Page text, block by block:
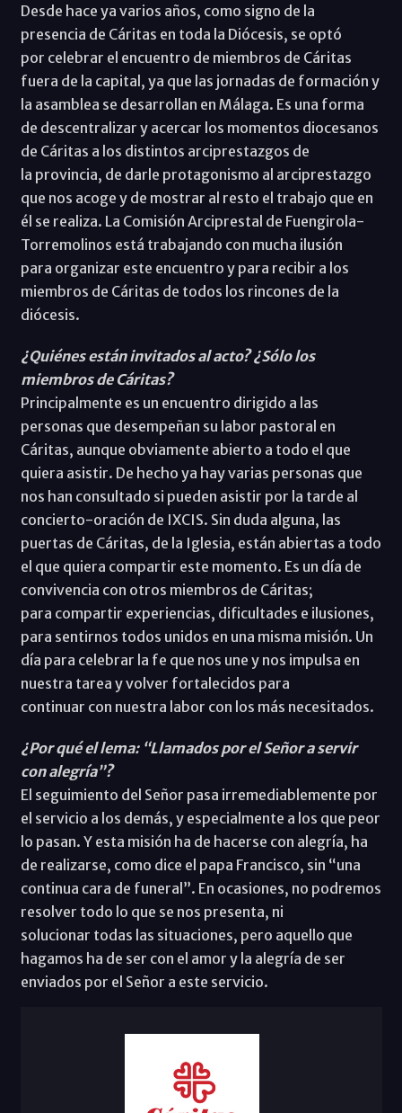
Desde hace ya varios años, como signo de la
presencia de Cáritas en toda la Diócesis, se optó
por celebrar el encuentro de miembros de Cáritas
fuera de la capital, ya que las jornadas de formación y
la asamblea se desarrollan en Málaga. Es una forma
de descentralizar y acercar los momentos diocesanos
de Cáritas a los distintos arciprestazgos de
la provincia, de darle protagonismo al arciprestazgo
que nos acoge y de mostrar al resto el trabajo que en
él se realiza. La Comisión Arciprestal de Fuengirola-
Torremolinos está trabajando con mucha ilusión
para organizar este encuentro y para recibir a los
miembros de Cáritas de todos los rincones de la
diócesis.
¿Quiénes están invitados al acto? ¿Sólo los
miembros de Cáritas?
Principalmente es un encuentro dirigido a las
personas que desempeñan su labor pastoral en
Cáritas, aunque obviamente abierto a todo el que
quiera asistir. De hecho ya hay varias personas que
nos han consultado si pueden asistir por la tarde al
concierto-oración de IXCIS. Sin duda alguna, las
puertas de Cáritas, de la Iglesia, están abiertas a todo
el que quiera compartir este momento. Es un día de
convivencia con otros miembros de Cáritas;
para compartir experiencias, dificultades e ilusiones,
para sentirnos todos unidos en una misma misión. Un
día para celebrar la fe que nos une y nos impulsa en
nuestra tarea y volver fortalecidos para
continuar con nuestra labor con los más necesitados.
¿Por qué el lema: “Llamados por el Señor a servir
con alegría”?
El seguimiento del Señor pasa irremediablemente por
el servicio a los demás, y especialmente a los que peor
lo pasan. Y esta misión ha de hacerse con alegría, ha
de realizarse, como dice el papa Francisco, sin “una
continua cara de funeral”. En ocasiones, no podremos
resolver todo lo que se nos presenta, ni
solucionar todas las situaciones, pero aquello que
hagamos ha de ser con el amor y la alegría de ser
enviados por el Señor a este servicio.